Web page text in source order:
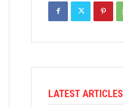
LATEST ARTICLES